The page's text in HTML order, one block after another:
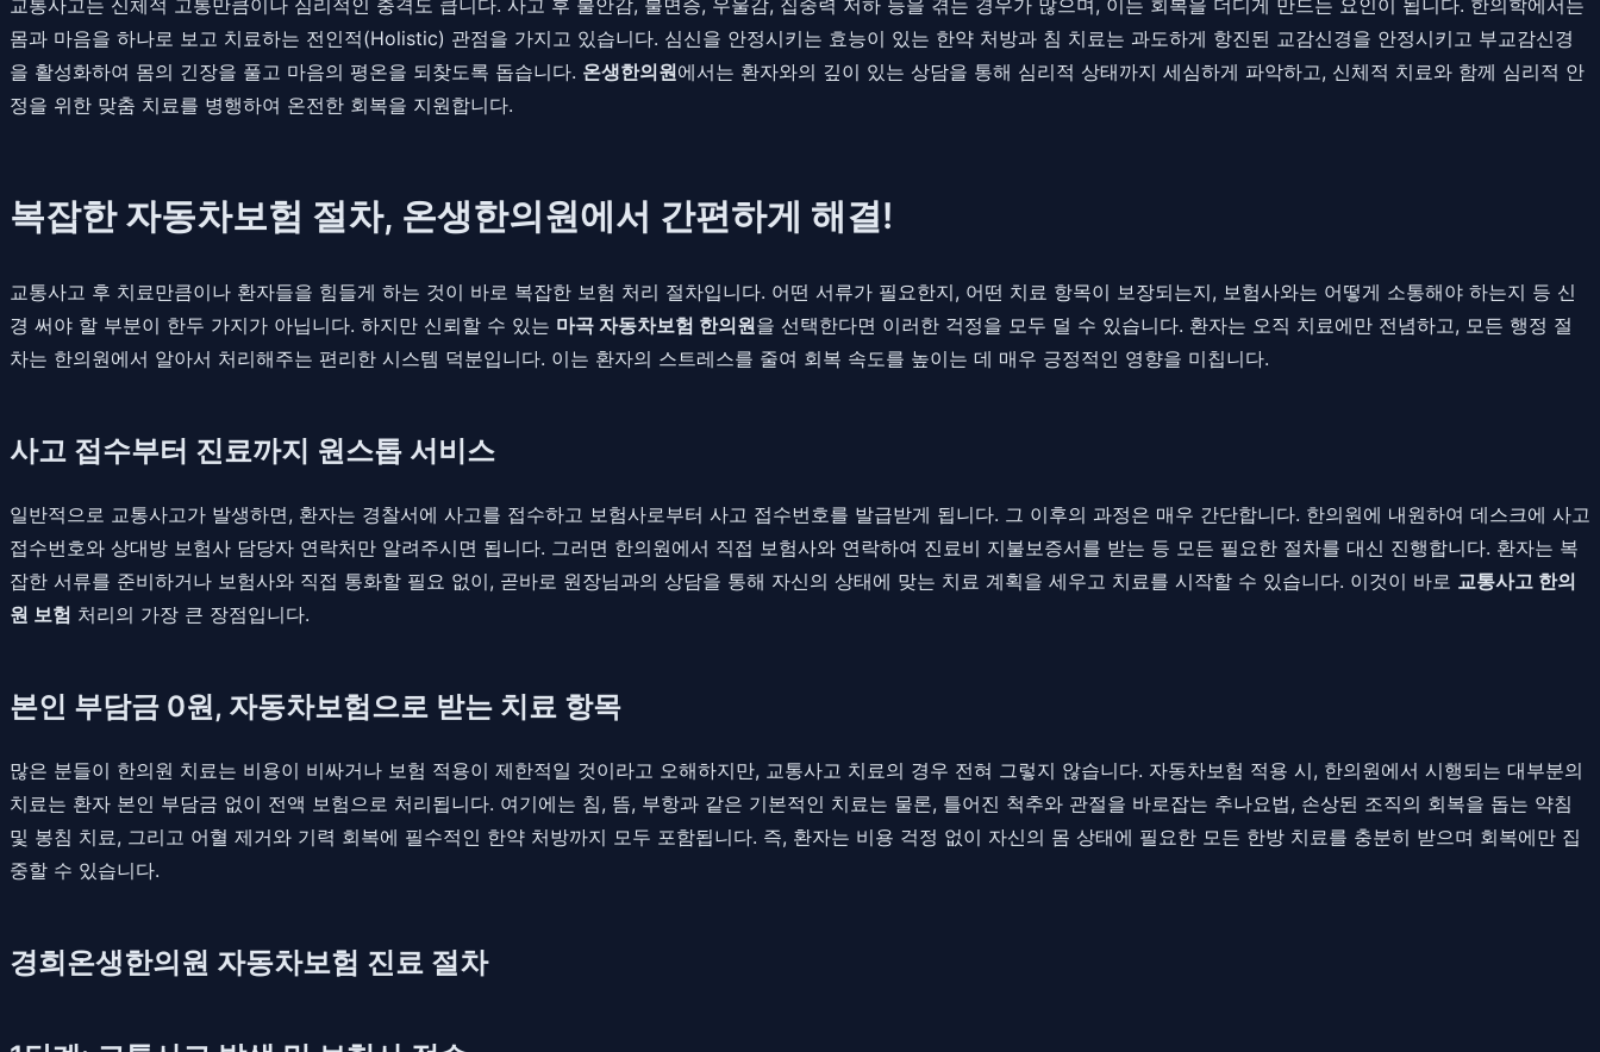
몸과 마음을 하나로 보고 치료하는 전인적(Holistic) 관점을 가지고 있습니다. 심신을 안정시키는 효능이 있는 한약 처방과 침 치료는 과도하게 항진된 교감신경을 안정시키고 부교감신경
을 활성화하여 몸의 긴장을 풀고 마음의 평온을 되찾도록 돕습니다. 온생한의원에서는 환자와의 깊이 있는 상담을 통해 심리적 상태까지 세심하게 파악하고, 신체적 치료와 함께 심리적 안
정을 위한 맞춤 치료를 병행하여 온전한 회복을 지원합니다.
복잡한 자동차보험 절차, 온생한의원에서 간편하게 해결!
교통사고 후 치료만큼이나 환자들을 힘들게 하는 것이 바로 복잡한 보험 처리 절차입니다. 어떤 서류가 필요한지, 어떤 치료 항목이 보장되는지, 보험사와는 어떻게 소통해야 하는지 등 신
경 써야 할 부분이 한두 가지가 아닙니다. 하지만 신뢰할 수 있는 마곡 자동차보험 한의원을 선택한다면 이러한 걱정을 모두 덜 수 있습니다. 환자는 오직 치료에만 전념하고, 모든 행정 절
차는 한의원에서 알아서 처리해주는 편리한 시스템 덕분입니다. 이는 환자의 스트레스를 줄여 회복 속도를 높이는 데 매우 긍정적인 영향을 미칩니다.
사고 접수부터 진료까지 원스톱 서비스
일반적으로 교통사고가 발생하면, 환자는 경찰서에 사고를 접수하고 보험사로부터 사고 접수번호를 발급받게 됩니다. 그 이후의 과정은 매우 간단합니다. 한의원에 내원하여 데스크에 사고
접수번호와 상대방 보험사 담당자 연락처만 알려주시면 됩니다. 그러면 한의원에서 직접 보험사와 연락하여 진료비 지불보증서를 받는 등 모든 필요한 절차를 대신 진행합니다. 환자는 복
잡한 서류를 준비하거나 보험사와 직접 통화할 필요 없이, 곧바로 원장님과의 상담을 통해 자신의 상태에 맞는 치료 계획을 세우고 치료를 시작할 수 있습니다. 이것이 바로 교통사고 한의
원 보험 처리의 가장 큰 장점입니다.
본인 부담금 0원, 자동차보험으로 받는 치료 항목
많은 분들이 한의원 치료는 비용이 비싸거나 보험 적용이 제한적일 것이라고 오해하지만, 교통사고 치료의 경우 전혀 그렇지 않습니다. 자동차보험 적용 시, 한의원에서 시행되는 대부분의
치료는 환자 본인 부담금 없이 전액 보험으로 처리됩니다. 여기에는 침, 뜸, 부항과 같은 기본적인 치료는 물론, 틀어진 척추와 관절을 바로잡는 추나요법, 손상된 조직의 회복을 돕는 약침
및 봉침 치료, 그리고 어혈 제거와 기력 회복에 필수적인 한약 처방까지 모두 포함됩니다. 즉, 환자는 비용 걱정 없이 자신의 몸 상태에 필요한 모든 한방 치료를 충분히 받으며 회복에만 집
중할 수 있습니다.
경희온생한의원 자동차보험 진료 절차